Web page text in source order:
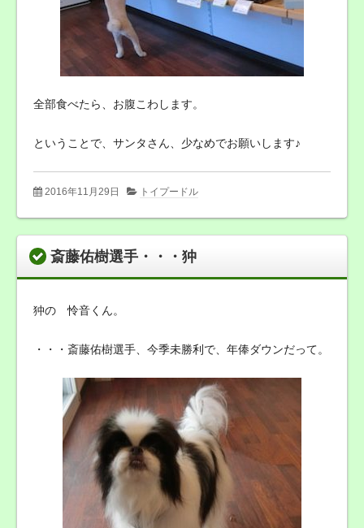
全部食べたら、お腹こわします。
ということで、サンタさん、少なめでお願いします♪
2016年11月29日 トイプードル
斎藤佑樹選手・・・狆
狆の 怜音くん。
・・・斎藤佑樹選手、今季未勝利で、年俸ダウンだって。